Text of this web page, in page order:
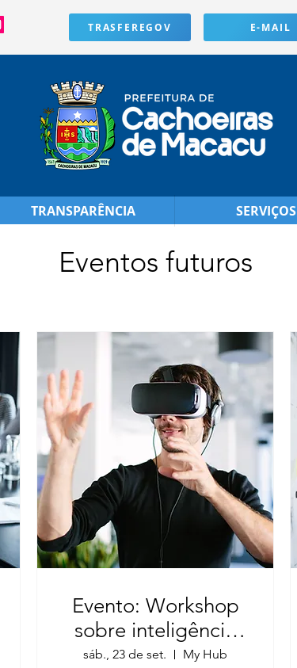
TRASFEREGOV E-MAIL
TRANSPARÊNCIA SERVIÇOS
Eventos futuros
Evento: Workshop
sobre inteligência
artificial
sáb., 23 de set.
My Hub